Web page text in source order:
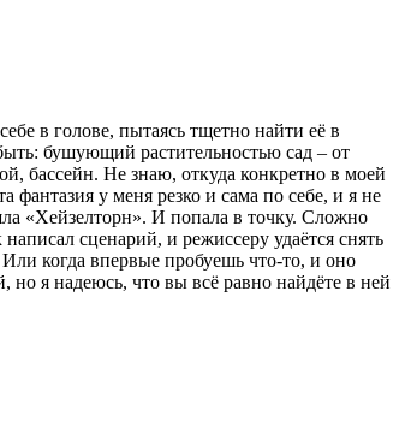
в голове, пытаясь тщетно найти её в
бушующий растительностью сад – от
бассейн. Не знаю, откуда конкретно в моей
фантазия у меня резко и сама по себе, и я не
«Хейзелторн». И попала в точку. Сложно
сценарий, и режиссеру удаётся снять
Или когда впервые пробуешь что-то, и оно
но я надеюсь, что вы всё равно найдёте в ней